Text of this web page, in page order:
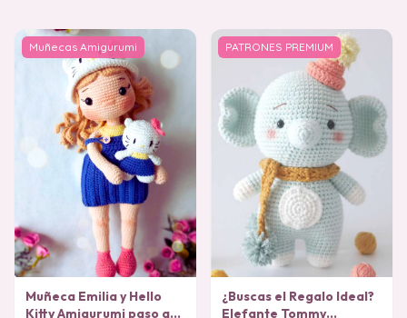
Muñecas Amigurumi
Muñeca Emilia y Hello
Kitty Amigurumi paso a
PATRONES PREMIUM
¿Buscas el Regalo Ideal?
Elefante Tommy